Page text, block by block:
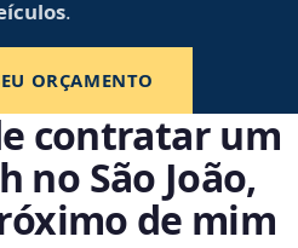
.
ORÇAMENTO
contratar um
no São João,
de mim